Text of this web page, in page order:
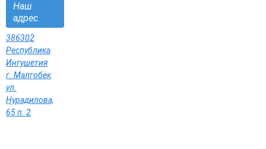
Наш
адрес
386302
Республика
Ингушетия
г. Малгобек
ул.
Нурадилова,
65 п. 2